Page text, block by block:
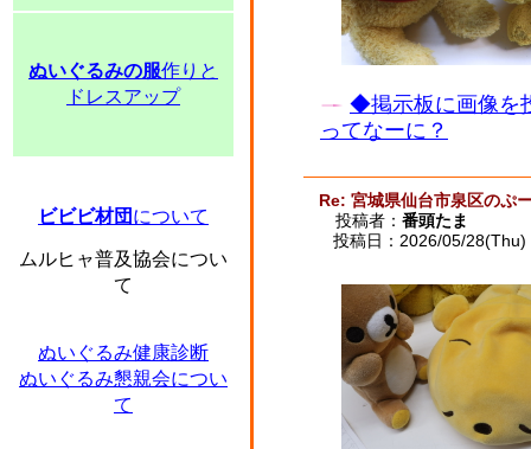
ぬいぐるみの服作りと
ドレスアップ
ビビビ材団 について
ムルヒャ普及協会につい
て
ぬいぐるみ健康診断
ぬいぐるみ懇親会につい
て
◆掲示板に画像を
ってなーに？
Re: 宮城県仙台市泉区のぷ
投稿者： 番頭たま
投稿日：2026/05/